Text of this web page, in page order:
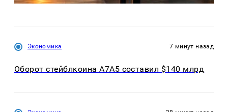
Экономика 7 минут назад
Оборот стейблкоина А7А5 составил $140 млрд